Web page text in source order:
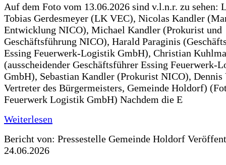
Auf dem Foto vom 13.06.2026 sind v.l.n.r. zu sehen:
Tobias Gerdesmeyer (LK VEC), Nicolas Kandler
Entwicklung NICO), Michael Kandler (Prokurist und
Geschäftsführung NICO), Harald Paraginis
Essing Feuerwerk-Logistik GmbH), Christian
(ausscheidender Geschäftsführer Essing Feuerwerk-
GmbH), Sebastian Kandler (Prokurist NICO),
Vertreter des Bürgermeisters, Gemeinde Holdorf)
Feuerwerk Logistik GmbH) Nachdem die E
Weiterlesen
Bericht von: Pressestelle Gemeinde Holdorf
24.06.2026